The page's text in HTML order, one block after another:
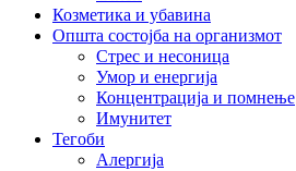
Козметика и убавина
Општа состојба на организмот
Стрес и несоница
Умор и енергија
Концентрација и помнење
Имунитет
Тегоби
Алергија